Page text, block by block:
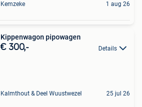
Kemzeke 1 aug 26
Kippenwagon pipowagen
€ 300,- Details
Kalmthout & Deel Wuustwezel 25 jul 26